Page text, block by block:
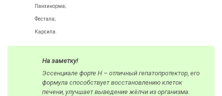
Панзинорма;
Фестала;
Карсила.
На заметку!
Эссенциале форте Н – отличный гепатопротектор, его
формула способствует восстановлению клеток
печени, улучшает выведение жёлчи из организма.